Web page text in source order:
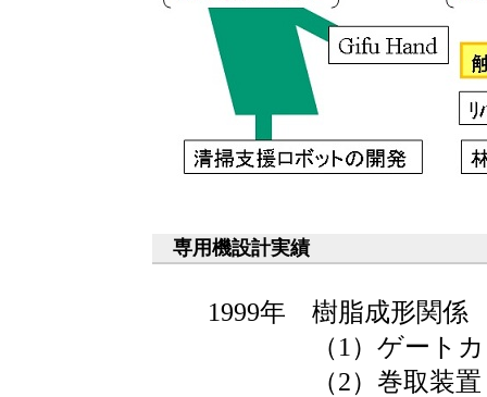
専用機設計実績
1999年 樹脂成形関係
（1）ゲートカ
（2）巻取装置